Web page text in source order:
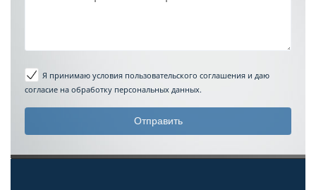
Я принимаю условия пользовательского соглашения и даю
согласие на обработку персональных данных.